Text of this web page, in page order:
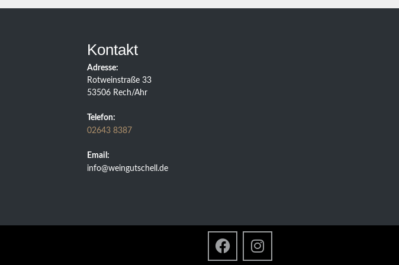
Kontakt
Adresse:
Rotweinstraße 33
53506 Rech/Ahr
Telefon:
02643 8387
Email:
info@weingutschell.de